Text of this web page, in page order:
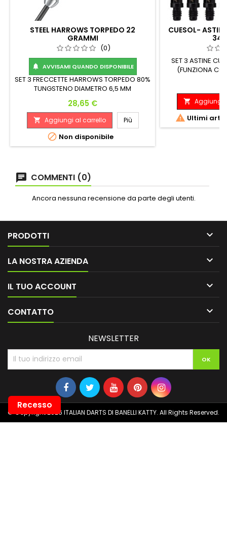
STEEL HARROWS TORPEDO 22
GRAMMI
(0)
 AVVISAMI QUANDO DISPONIBILE
SET 3 FRECCETTE HARROWS TORPEDO 80%
TUNGSTENO DIAMETRO 6,5 MM
Prezzo
28,65 €
 Aggiungi al carrello Più
 Non disponibile
CUESOL-
SET 3 ASTINE
(FUNZIONA
 Aggiungi
 Ultimi
COMMENTI (0)
Ancora nessuna recensione da parte degli utenti.
PRODOTTI 
LA NOSTRA AZIENDA 
IL TUO ACCOUNT 
CONTATTO 
NEWSLETTER
© Copyright 2026 ITALIAN DARTS DI BANELLI KATTY. All Rights Reserved.
Recesso